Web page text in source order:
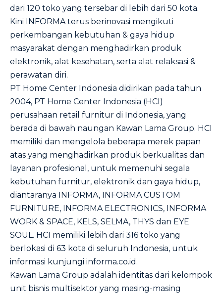
dari 120 toko yang tersebar di lebih dari 50 kota.
Kini INFORMA terus berinovasi mengikuti
perkembangan kebutuhan & gaya hidup
masyarakat dengan menghadirkan produk
elektronik, alat kesehatan, serta alat relaksasi &
perawatan diri.
PT Home Center Indonesia didirikan pada tahun
2004, PT Home Center Indonesia (HCI)
perusahaan retail furnitur di Indonesia, yang
berada di bawah naungan Kawan Lama Group. HCI
memiliki dan mengelola beberapa merek papan
atas yang menghadirkan produk berkualitas dan
layanan profesional, untuk memenuhi segala
kebutuhan furnitur, elektronik dan gaya hidup,
diantaranya INFORMA, INFORMA CUSTOM
FURNITURE, INFORMA ELECTRONICS, INFORMA
WORK & SPACE, KELS, SELMA, THYS dan EYE
SOUL. HCI memiliki lebih dari 316 toko yang
berlokasi di 63 kota di seluruh Indonesia, untuk
informasi kunjungi informa.co.id.
Kawan Lama Group adalah identitas dari kelompok
unit bisnis multisektor yang masing-masing